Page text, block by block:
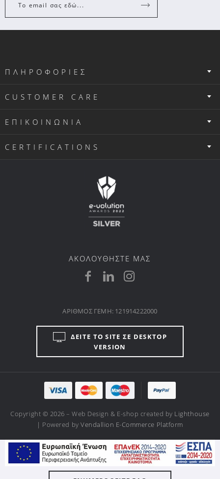
Το email σας εδώ...
ΠΛΗΡΟΦΟΡΙΕΣ
CUSTOMER CARE
ΕΠΙΚΟΙΝΩΝΙΑ
CERTIFICATIONS
ΑΚΟΛΟΥΘΗΣΤΕ ΜΑΣ
ΔΕΙΤΕ ΤΟ SITE ΣΕ DESKTOP
VERSION
ΑΡΙΘΜΟΣ ΓΕΜΗ: 121914222000
Copyright © 2026 – Web Design & E-shop created by Lighthouse
| Powered byVendallion E-Commerce Platform